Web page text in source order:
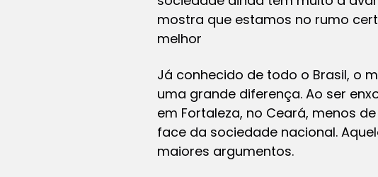
mostra que estamos no rumo
melhor
Já conhecido de todo o Brasil, o
uma grande diferença. Ao ser
em Fortaleza, no Ceará, menos
face da sociedade nacional.
maiores argumentos.